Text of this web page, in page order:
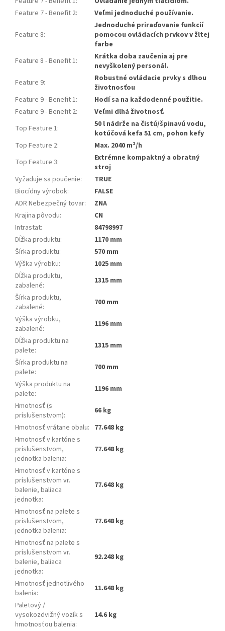
Feature 7 - Benefit 2: Veľmi jednoduché používanie.
Feature 8:
Jednoduché priraďovanie funkcií
pomocou ovládacích prvkov v žltej
farbe
Feature 8 - Benefit 1:
Krátka doba zaučenia aj pre
nevyškolený personál.
Feature 9:
Robustné ovládacie prvky s dlhou
životnosťou
Feature 9 - Benefit 1:
Hodí sa na každodenné použitie.
Feature 9 - Benefit 2:
Veľmi dlhá životnosť.
Top Feature 1:
50 l nádrže na čistú/špinavú vodu,
kotúčová kefa 51 cm, pohon kefy
Top Feature 2:
Max. 2040 m²/h
Top Feature 3:
Extrémne kompaktný a obratný
stroj
Vyžaduje sa poučenie:
TRUE
Biocídny výrobok:
FALSE
ADR Nebezpečný tovar:
ZNA
Krajina pôvodu:
CN
Intrastat:
84798997
Dĺžka produktu:
1170 mm
Šírka produktu:
570 mm
Výška výrobku:
1025 mm
Dĺžka produktu,
zabalené:
1315 mm
Šírka produktu,
zabalené:
700 mm
Výška výrobku,
zabalené:
1196 mm
Dĺžka produktu na
palete:
1315 mm
Šírka produktu na
palete:
700 mm
Výška produktu na
palete:
1196 mm
Hmotnosť (s
príslušenstvom):
66 kg
Hmotnosť vrátane obalu: 77.648 kg
Hmotnosť v kartóne s
príslušenstvom,
jednotka balenia:
77.648 kg
Hmotnosť v kartóne s
príslušenstvom vr.
balenie, baliaca
jednotka:
77.648 kg
Hmotnosť na palete s
príslušenstvom,
jednotka balenia:
77.648 kg
Hmotnosť na palete s
príslušenstvom vr.
balenie, baliaca
jednotka:
92.248 kg
Hmotnosť jednotlivého
balenia:
11.648 kg
Paletový /
vysokozdvižný vozík s
hmotnosťou balenia:
14.6 kg